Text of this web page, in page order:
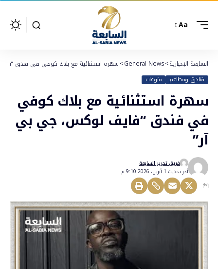
Aa
السابعة الإخبارية>
General News
>سهرة استثنائية مع بلاك كوفي في فندق
فنادق ومطاعم منوعات
سهرة استثنائية مع بلاك كوفي
في فندق “فايف لوكس، جي بي
آر”
أخر تحديث 1 أبريل، 2026 9:10 م
فريق تحرير السابعة